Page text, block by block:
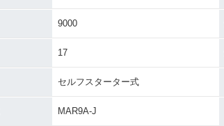
9000
17
セルフスターター式
MAR9A-J